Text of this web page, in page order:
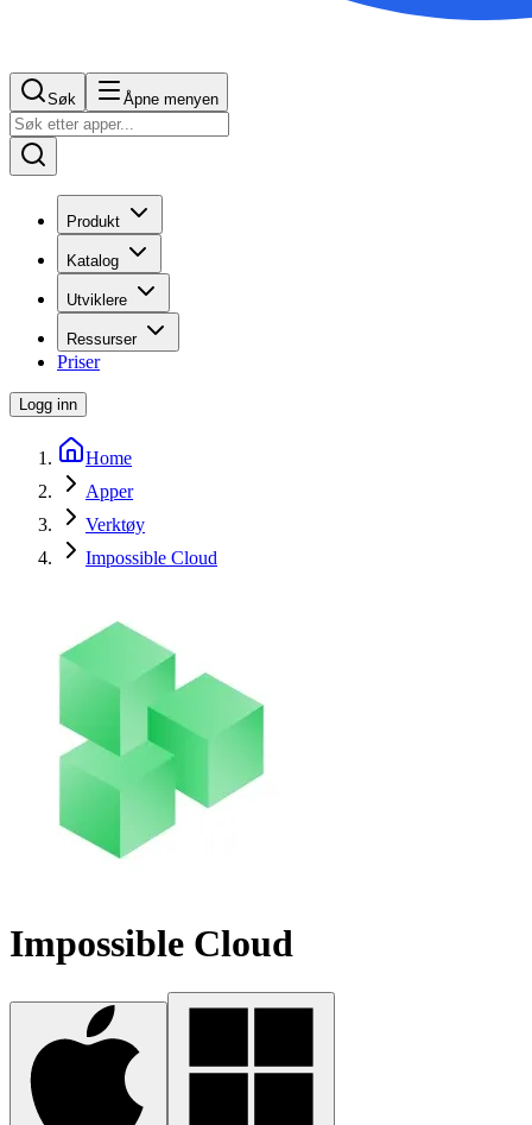
Søk Åpne menyen
Produkt
Katalog
Utviklere
Ressurser
Priser
Logg inn
Home
Apper
Verktøy
Impossible Cloud
Impossible Cloud